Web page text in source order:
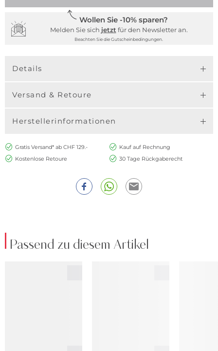
Wollen Sie -10% sparen?
Melden Sie sich jetzt für den Newsletter an.
Beachten Sie die Gutscheinbedingungen.
Details
Versand & Retoure
Herstellerinformationen
Gratis Versand* ab CHF 129.-
Kauf auf Rechnung
Kostenlose Retoure
30 Tage Rückgaberecht
Passend zu diesem Artikel